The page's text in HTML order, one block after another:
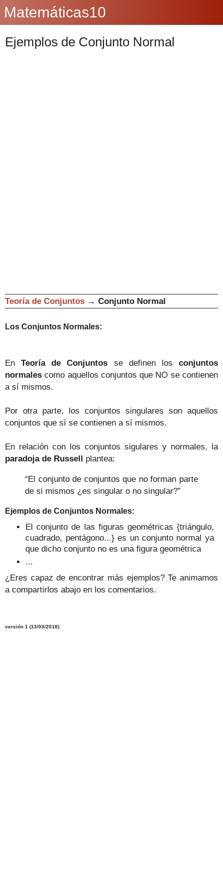
Matemáticas10
Ejemplos de Conjunto Normal
Teoría de Conjuntos → Conjunto Normal
Los Conjuntos Normales:
EnTeoría de Conjuntos se definen losconjuntos
normalescomo aquellos conjuntos que NO se contienen
a sí mismos.
Por otra parte, los conjuntos singulares son aquellos
conjuntos que sí se contienen a sí mismos.
En relación con los conjuntos sigulares y normales, la
paradoja de Russell plantea:
“El conjunto de conjuntos que no forman parte
de si mismos ¿es singular o no singular?”
Ejemplos de Conjuntos Normales:
El conjunto de las figuras geométricas {triángulo,
cuadrado, pentágono...} es un conjunto normal ya
que dicho conjunto no es una figura geométrica
...
¿Eres capaz de encontrar más ejemplos? Te animamos
a compartirlos abajo en los comentarios.
versión 1 (13/03/2018)